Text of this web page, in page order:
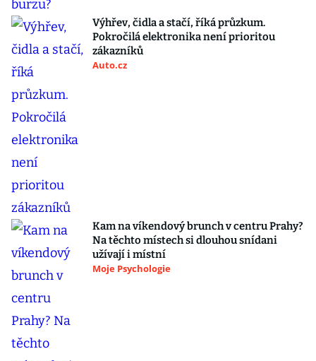
Výhřev, čidla a stačí, říká průzkum.
Pokročilá elektronika není prioritou
zákazníků
Auto.cz
Kam na víkendový brunch v centru Prahy?
Na těchto místech si dlouhou snídani
užívají i místní
Moje Psychologie